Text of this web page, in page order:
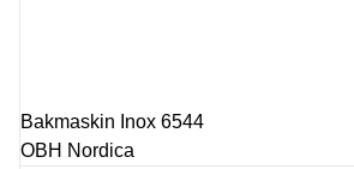
Bakmaskin Inox 6544
OBH Nordica